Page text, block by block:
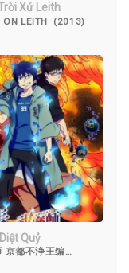
Xứ Leith
ON LEITH (2013)
Quỷ
京都不浄王编